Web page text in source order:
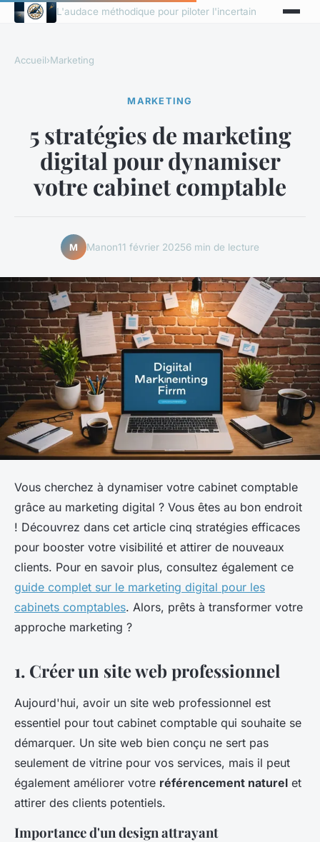
L'audace méthodique pour piloter l'incertain
Accueil›Marketing
MARKETING
5 stratégies de marketing
digital pour dynamiser
votre cabinet comptable
M Manon11 février 20256 min de lecture
Vous cherchez à dynamiser votre cabinet comptable
grâce au marketing digital ? Vous êtes au bon endroit
! Découvrez dans cet article cinq stratégies efficaces
pour booster votre visibilité et attirer de nouveaux
clients. Pour en savoir plus, consultez également ce
guide complet sur le marketing digital pour les
cabinets comptables. Alors, prêts à transformer votre
approche marketing ?
1. Créer un site web professionnel
Aujourd'hui, avoir un site web professionnel est
essentiel pour tout cabinet comptable qui souhaite se
démarquer. Un site web bien conçu ne sert pas
seulement de vitrine pour vos services, mais il peut
également améliorer votre référencement naturel et
attirer des clients potentiels.
Importance d'un design attrayant